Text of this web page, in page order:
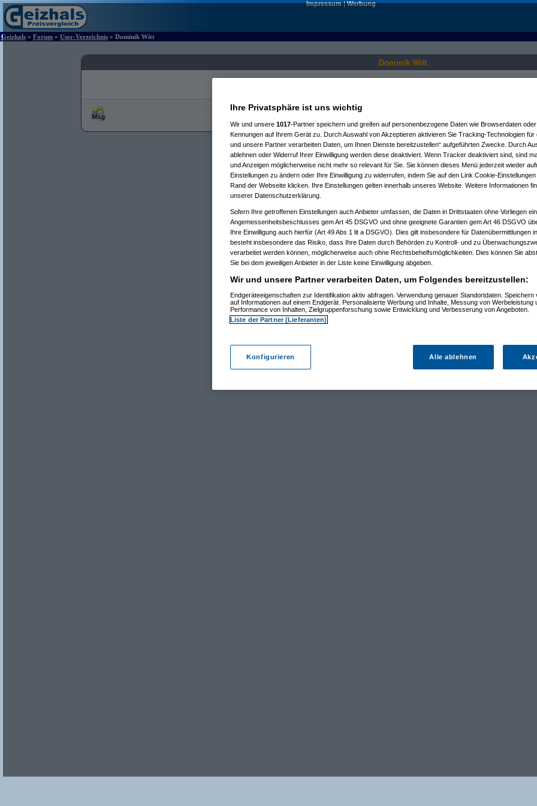
Impressum|Werbung
Geizhals » Forum » User-Verzeichnis » Dominik Witt
Dominik Witt
Ihre Privatsphäre ist uns wichtig
Wir und unsere 1017-Partner speichern und greifen auf personenbezogene Daten wie Browserdaten
Kennungen auf Ihrem Gerät zu. Durch Auswahl von Akzeptieren aktivieren Sie Tracking-Technologien für
und unsere Partner verarbeiten Daten, um Ihnen Dienste bereitzustellen“ aufgeführten Zwecke. Durch
ablehnen oder Widerruf Ihrer Einwilligung werden diese deaktiviert. Wenn Tracker deaktiviert sind, sind
und Anzeigen möglicherweise nicht mehr so relevant für Sie. Sie können dieses Menü jederzeit wieder
Einstellungen zu ändern oder Ihre Einwilligung zu widerrufen, indem Sie auf den Link Cookie-
Rand der Webseite klicken. Ihre Einstellungen gelten innerhalb unseres Website. Weitere Informationen
unserer Datenschutzerklärung.
Sofern Ihre getroffenen Einstellungen auch Anbieter umfassen, die Daten in Drittstaaten ohne Vorliegen
Angemessenheitsbeschlusses gem Art 45 DSGVO und ohne geeignete Garantien gem Art 46 DSGVO
Ihre Einwilligung auch hierfür (Art 49 Abs 1 lit a DSGVO). Dies gilt insbesondere für Datenübermittlungen
besteht insbesondere das Risiko, dass Ihre Daten durch Behörden zu Kontroll- und zu
verarbeitet werden können, möglicherweise auch ohne Rechtsbehelfsmöglichkeiten. Dies können Sie
Sie bei dem jeweiligen Anbieter in der Liste keine Einwilligung abgeben.
Wir und unsere Partner verarbeiten Daten, um Folgendes bereitzustellen:
Endgeräteeigenschaften zur Identifikation aktiv abfragen. Verwendung genauer Standortdaten. Speichern
auf Informationen auf einem Endgerät. Personalisierte Werbung und Inhalte, Messung von Werbeleistung
Performance von Inhalten, Zielgruppenforschung sowie Entwicklung und Verbesserung von Angeboten.
Liste der Partner (Lieferanten)
Konfigurieren Alle ablehnen